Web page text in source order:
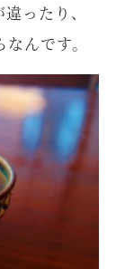
ったり、
んです。